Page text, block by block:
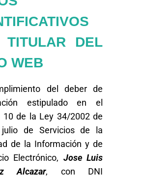
TITULAR DEL
WEB
del deber de
estipulado en el
10 de la Ley 34/2002 de
de Servicios de la
de la Información y de
Electrónico, Jose Luis
Alcazar, con DNI